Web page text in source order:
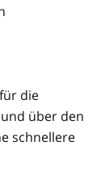
die
über den
schnellere